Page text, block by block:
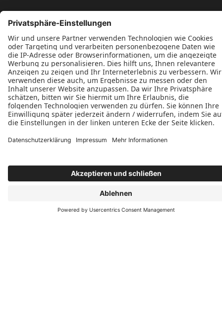
Öffnungszeiten
Montag – Freitag: 8:00 bis 17:00 Uhr
Telefonische Erreichbarkeit
Montag – Freitag: 8:00 bis 15:00 Uhr
Folgen Sie uns